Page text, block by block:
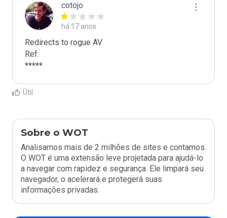
cotojo
há 17 anos
Redirects to rogue AV
Ref:
*****
Útil
Sobre o WOT
Analisamos mais de 2 milhões de sites e contamos.
O WOT é uma extensão leve projetada para ajudá-lo
a navegar com rapidez e segurança. Ele limpará seu
navegador, o acelerará e protegerá suas
informações privadas.